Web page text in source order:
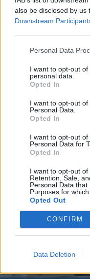
also be disclosed by us
Downstream
Personal Data
I want to opt-out
personal data.
Opted In
I want to opt-out
Personal Data.
Opted In
I want to opt-out
Personal Data for
Opted In
I want to opt-out of
Retention, Sale,
Personal Data
Purposes for
Opted Out
CONFIRM
Data Deletion